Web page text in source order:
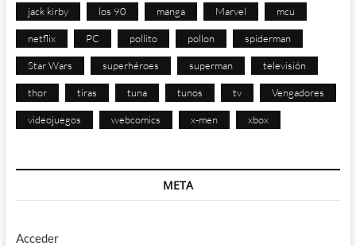
jack kirby los 90 manga Marvel mcu
netflix PC pollito pollon spiderman
Star Wars superhéroes superman televisión
thor tiras tuna tunos tv Vengadores
videojuegos webcomics x-men xbox
META
Acceder